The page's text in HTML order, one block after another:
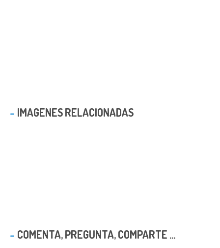
IMAGENES RELACIONADAS
COMENTA, PREGUNTA, COMPARTE ...